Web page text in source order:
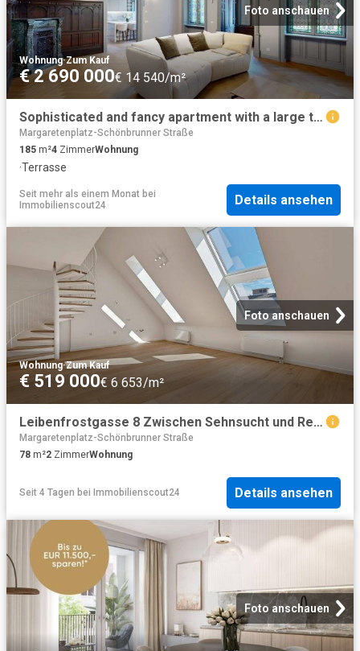
Foto anschauen
Wohnung·Zum Kauf
€ 2 690 000€ 14 540/m²
Sophisticated and fancy apartment with a large terrace near Haus Des Meeres
Margaretenplatz-Schönbrunner Straße
185 m²4 ZimmerWohnung
·Terrasse
Seit mehr als einem Monat bei
Immobilienscout24
Details ansehen
Foto anschauen
Wohnung·Zum Kauf
€ 519 000€ 6 653/m²
Leibenfrostgasse 8 Zwischen Sehnsucht und Realität
Margaretenplatz-Schönbrunner Straße
78 m²2 ZimmerWohnung
Seit 4 Tagen bei Immobilienscout24 Details ansehen
Foto anschauen